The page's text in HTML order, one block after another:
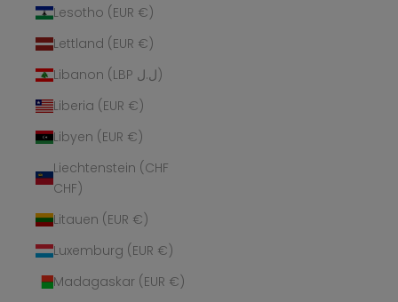
Lesotho (EUR €)
Lettland (EUR €)
Libanon (LBP ل.ل)
Liberia (EUR €)
Libyen (EUR €)
Liechtenstein (CHF
CHF)
Litauen (EUR €)
Luxemburg (EUR €)
Madagaskar (EUR €)